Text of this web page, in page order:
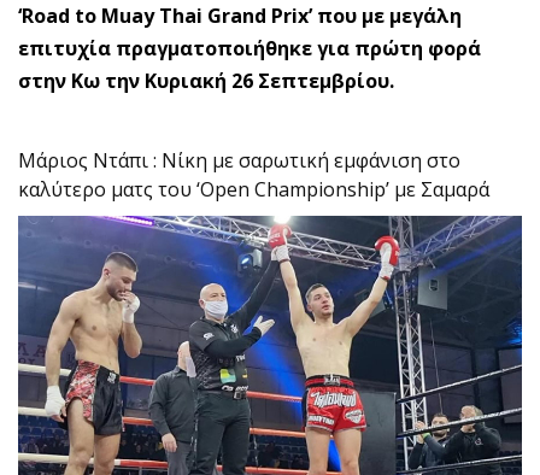
‘Road to Muay Thai Grand Prix’ που με μεγάλη
επιτυχία πραγματοποιήθηκε για πρώτη φορά
στην Κω την Κυριακή 26 Σεπτεμβρίου.
Μάριος Ντάπι : Νίκη με σαρωτική εμφάνιση στο
καλύτερο ματς του ‘Open Championship’ με Σαμαρά